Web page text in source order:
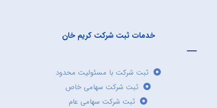
خدمات ثبت شرکت کریم خان
ثبت شرکت با مسئولیت محدود
ثبت شرکت سهامی خاص
ثبت شرکت سهامی عام